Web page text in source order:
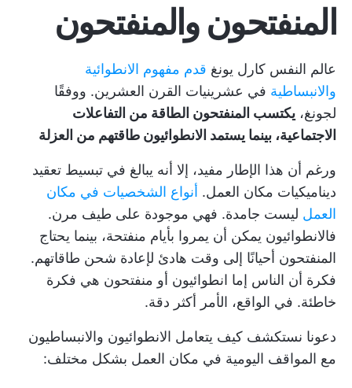
المنفتحون والمنفتحون
عالم النفس كارل يونغ قدم مفهوم الانطوائية
والانبساطية في عشرينيات القرن العشرين. ووفقًا
لجونغ، يكتسب المنفتحون الطاقة من التفاعلات
الاجتماعية، بينما يستمد الانطوائيون طاقتهم من العزلة
ورغم أن هذا الإطار مفيد، إلا أنه يبالغ في تبسيط تعقيد
ديناميكيات مكان العمل. أنواع الشخصيات في مكان
العمل ليست جامدة. فهي موجودة على طيف مرن.
فالانطوائيون يمكن أن يمروا بأيام منفتحة، بينما يحتاج
المنفتحون أحيانًا إلى وقت هادئ لإعادة شحن طاقاتهم.
فكرة أن الناس إما انطوائيون أو منفتحون هي فكرة
خاطئة. في الواقع، الأمر أكثر دقة.
دعونا نستكشف كيف يتعامل الانطوائيون والانبساطيون
مع المواقف اليومية في مكان العمل بشكل مختلف: